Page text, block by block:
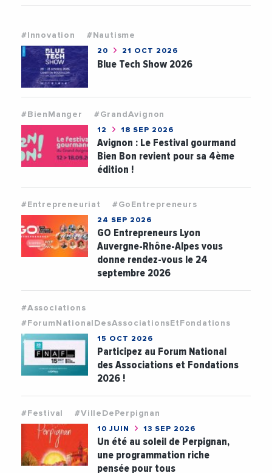
#Innovation #Nautisme
20 21 OCT 2026
Blue Tech Show 2026
#BienManger #GrandAvignon
12 18 SEP 2026
Avignon : Le Festival gourmand
Bien Bon revient pour sa 4ème
édition !
#Entrepreneuriat #GoEntrepreneurs
24 SEP 2026
GO Entrepreneurs Lyon
Auvergne-Rhône-Alpes vous
donne rendez-vous le 24
septembre 2026
#Associations
#ForumNationalDesAssociationsEtFondations
15 OCT 2026
Participez au Forum National
des Associations et Fondations
2026 !
#Festival #VilleDePerpignan
10 JUIN 13 SEP 2026
Un été au soleil de Perpignan,
une programmation riche
pensée pour tous